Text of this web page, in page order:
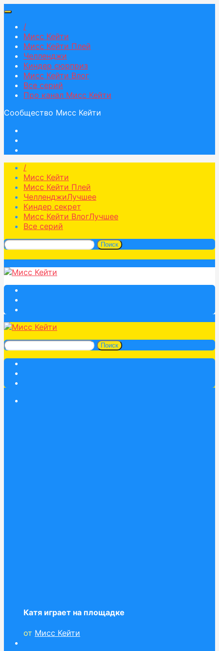
/
Мисс Кейти
Мисс Кейти Плей
Челленджи
Киндер сюрприз
Мисс Кейти Влог
Все серий
Про канал Мисс Кейти
Сообщество Мисс Кейти
/
Мисс Кейти
Мисс Кейти Плей
ЧелленджиЛучшее
Киндер секрет
Мисс Кейти ВлогЛучшее
Все серий
Поиск
Поиск
Катя играет на площадке
от Мисс Кейти